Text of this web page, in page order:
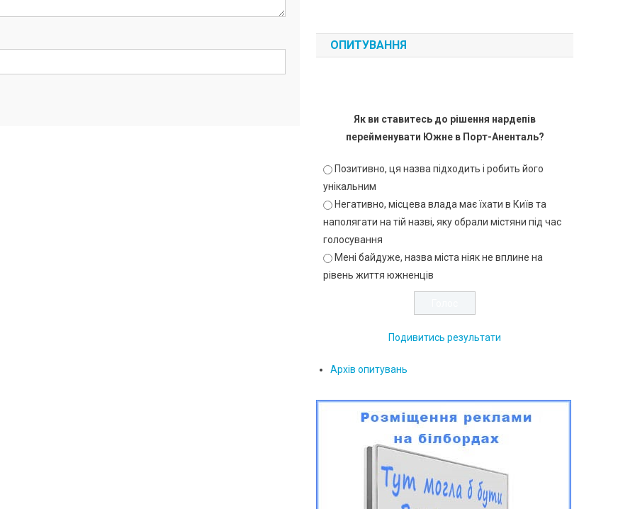
ОПИТУВАННЯ
Як ви ставитесь до рішення нардепів
перейменувати Южне в Порт-Аненталь?
Позитивно, ця назва підходить і робить його
унікальним
Негативно, місцева влада має їхати в Київ та
наполягати на тій назві, яку обрали містяни під час
голосування
Мені байдуже, назва міста ніяк не вплине на
рівень життя южненців
Подивитись результати
Архів опитувань